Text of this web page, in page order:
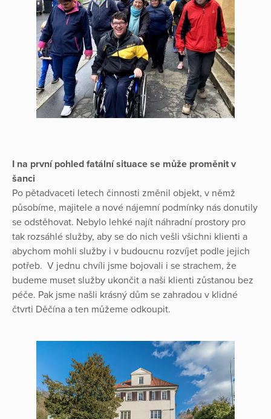
I na první pohled fatální situace se může proměnit v
šanci
Po pětadvaceti letech činnosti změnil objekt, v němž
působíme, majitele a nové nájemní podmínky nás donutily
se odstěhovat. Nebylo lehké najít náhradní prostory pro
tak rozsáhlé služby, aby se do nich vešli všichni klienti a
abychom mohli služby i v budoucnu rozvíjet podle jejich
potřeb. V jednu chvíli jsme bojovali i se strachem, že
budeme muset služby ukončit a naši klienti zůstanou bez
péče. Pak jsme našli krásný dům se zahradou v klidné
čtvrti Děčína a ten můžeme odkoupit.